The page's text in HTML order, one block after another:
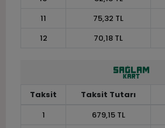
11
75,32 TL
12
70,18 TL
Taksit Taksit Tutarı
1
679,15 TL